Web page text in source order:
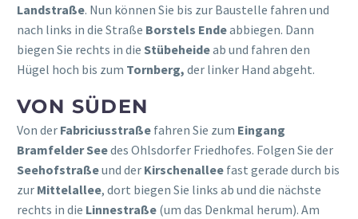
Landstraße. Nun können Sie bis zur Baustelle fahren und
nach links in die Straße Borstels Endeabbiegen. Dann
biegen Sie rechts in die Stübeheideab und fahren den
Hügel hoch bis zum Tornberg, der linker Hand abgeht.
VON SÜDEN
Von der Fabriciusstraße fahren Sie zum Eingang
Bramfelder Seedes Ohlsdorfer Friedhofes. Folgen Sie der
Seehofstraßeund der Kirschenallee fast gerade durch bis
zur Mittelallee, dort biegen Sie links ab und die nächste
rechts in die Linnestraße (um das Denkmal herum). Am